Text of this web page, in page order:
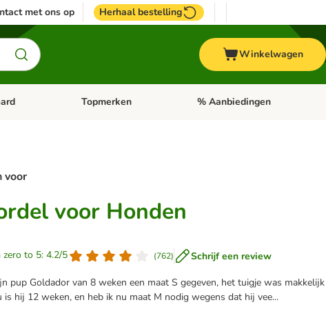
met ons op Herhaal bestelling
Winkelwagen
categorie menu: VogelOpen categorie menu: Paard
Topmerken Open categorie menu:
% Aanbiedingen
voor
voor Honden
to 5: 4.2/5 (762) Schrijf een review
pup Goldador van 8 weken een maat S gegeven, het tuigje was makkelijk
is hij 12 weken, en heb ik nu maat M nodig wegens dat hij vee...